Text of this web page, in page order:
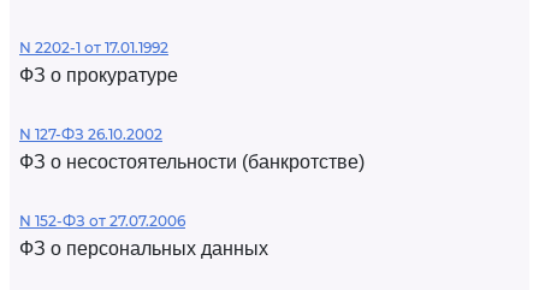
N 2202-1 от 17.01.1992
ФЗ о прокуратуре
N 127-ФЗ 26.10.2002
ФЗ о несостоятельности (банкротстве)
N 152-ФЗ от 27.07.2006
ФЗ о персональных данных